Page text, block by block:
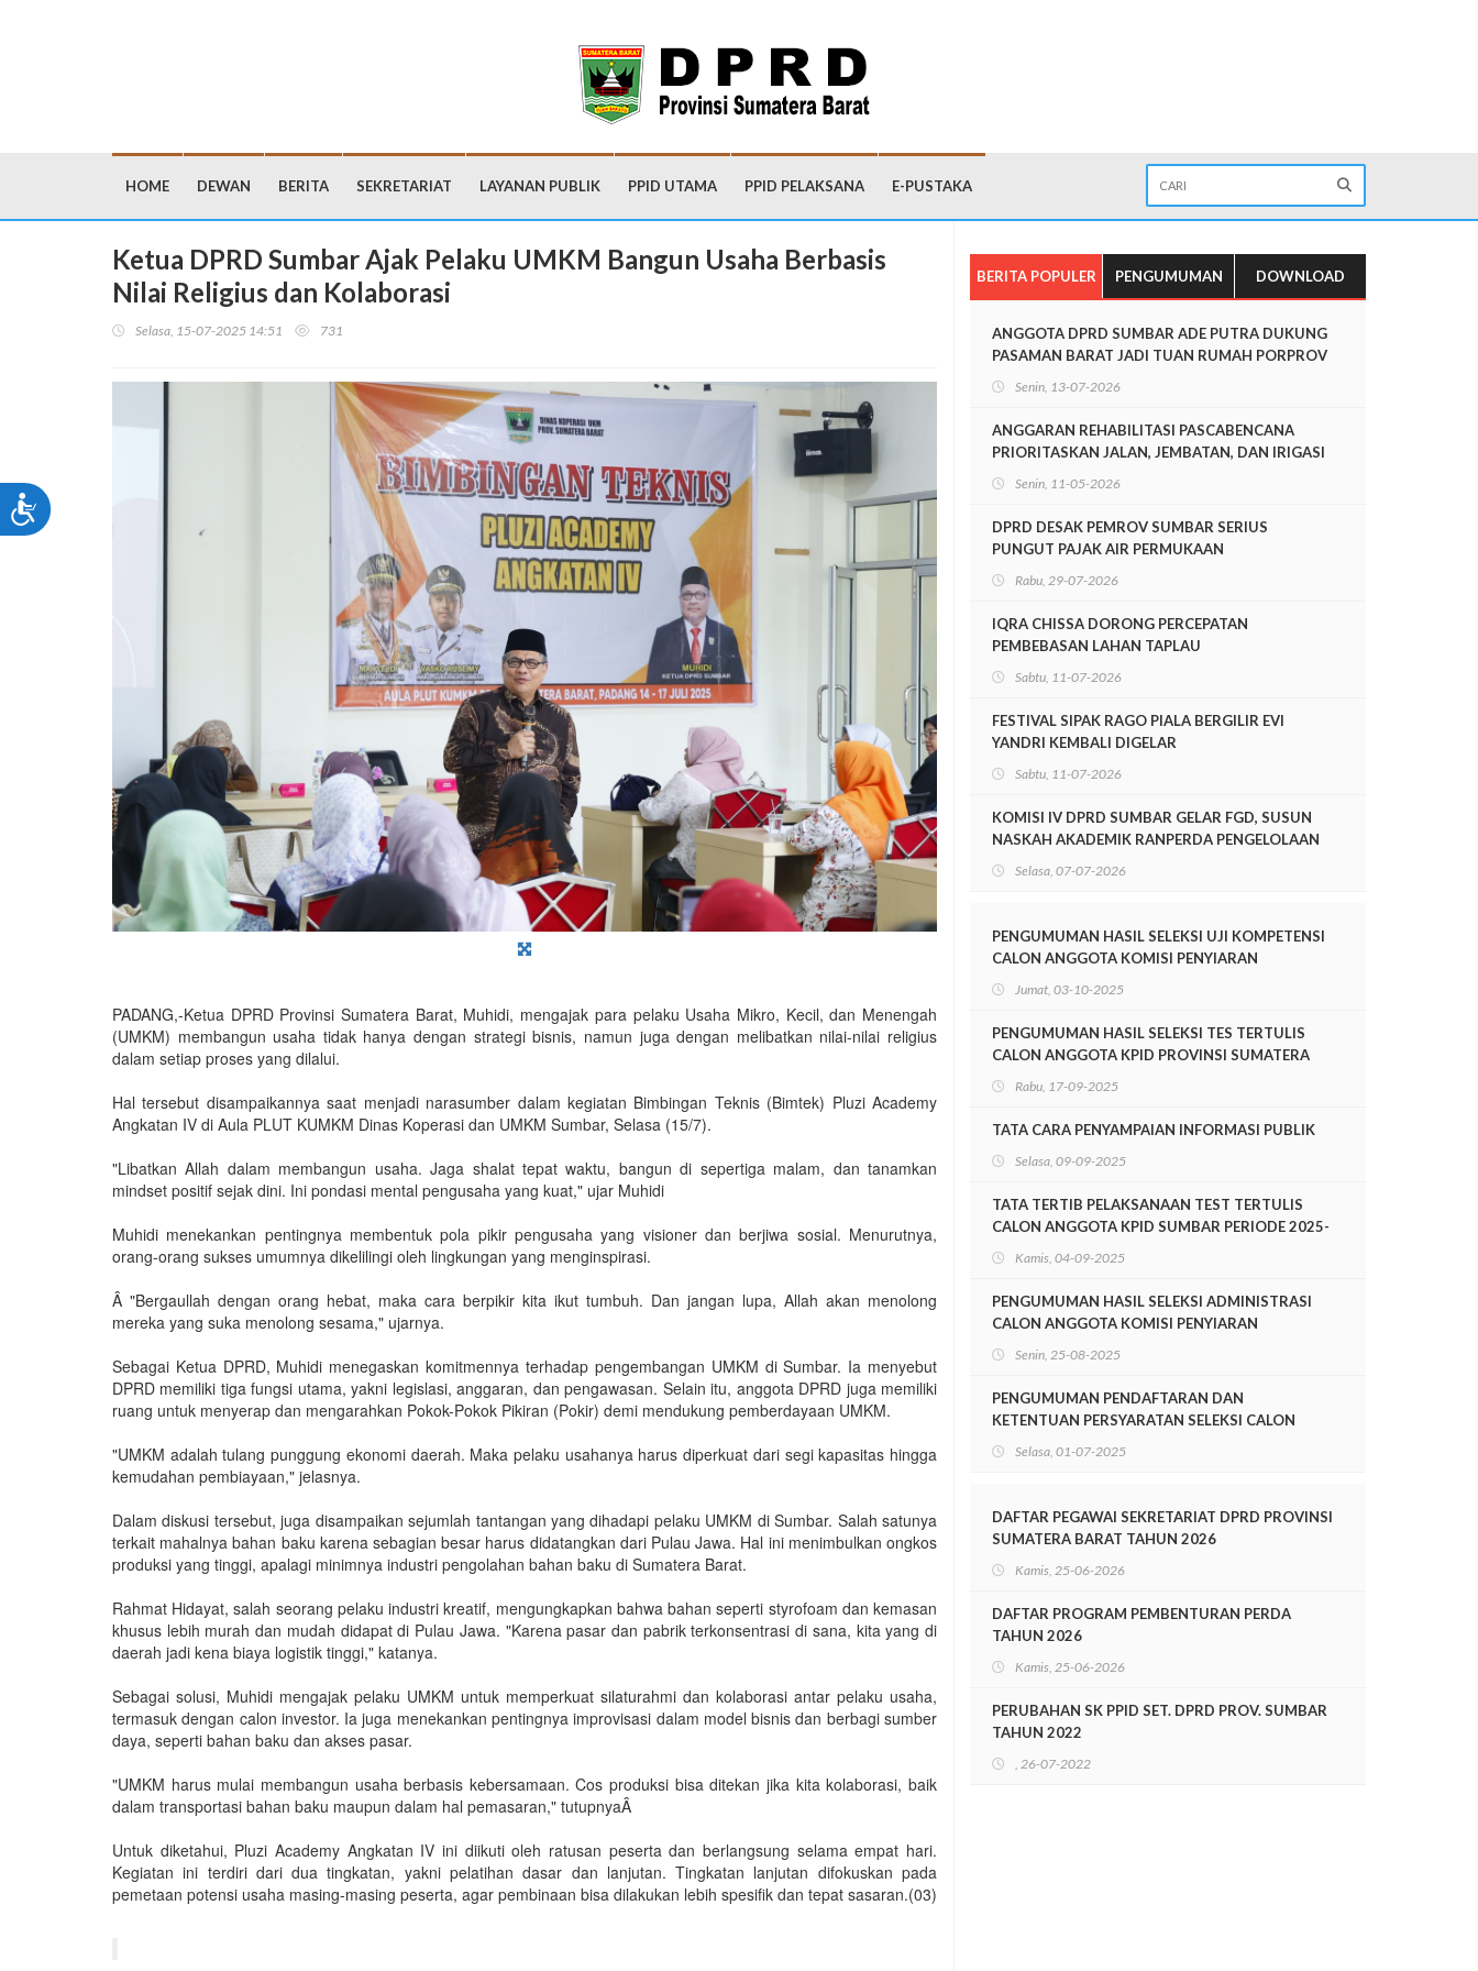
HOME DEWAN BERITA SEKRETARIAT LAYANAN PUBLIK PPID UTAMA PPID PELAKSANA E-PUSTAKA
Ketua DPRD Sumbar Ajak Pelaku UMKM Bangun Usaha Berbasis
Nilai Religius dan Kolaborasi
Selasa, 15-07-2025 14:51 731
PADANG,-Ketua DPRD Provinsi Sumatera Barat, Muhidi, mengajak para pelaku Usaha Mikro, Kecil, dan Menengah
(UMKM) membangun usaha tidak hanya dengan strategi bisnis, namun juga dengan melibatkan nilai-nilai religius
dalam setiap proses yang dilalui.
Hal tersebut disampaikannya saat menjadi narasumber dalam kegiatan Bimbingan Teknis (Bimtek) Pluzi Academy
Angkatan IV di Aula PLUT KUMKM Dinas Koperasi dan UMKM Sumbar, Selasa (15/7).
"Libatkan Allah dalam membangun usaha. Jaga shalat tepat waktu, bangun di sepertiga malam, dan tanamkan
mindset positif sejak dini. Ini pondasi mental pengusaha yang kuat," ujar Muhidi
Muhidi menekankan pentingnya membentuk pola pikir pengusaha yang visioner dan berjiwa sosial. Menurutnya,
orang-orang sukses umumnya dikelilingi oleh lingkungan yang menginspirasi.
Â "Bergaullah dengan orang hebat, maka cara berpikir kita ikut tumbuh. Dan jangan lupa, Allah akan menolong
mereka yang suka menolong sesama," ujarnya.
Sebagai Ketua DPRD, Muhidi menegaskan komitmennya terhadap pengembangan UMKM di Sumbar. Ia menyebut
DPRD memiliki tiga fungsi utama, yakni legislasi, anggaran, dan pengawasan. Selain itu, anggota DPRD juga memiliki
ruang untuk menyerap dan mengarahkan Pokok-Pokok Pikiran (Pokir) demi mendukung pemberdayaan UMKM.
"UMKM adalah tulang punggung ekonomi daerah. Maka pelaku usahanya harus diperkuat dari segi kapasitas hingga
kemudahan pembiayaan," jelasnya.
Dalam diskusi tersebut, juga disampaikan sejumlah tantangan yang dihadapi pelaku UMKM di Sumbar. Salah satunya
terkait mahalnya bahan baku karena sebagian besar harus didatangkan dari Pulau Jawa. Hal ini menimbulkan ongkos
produksi yang tinggi, apalagi minimnya industri pengolahan bahan baku di Sumatera Barat.
Rahmat Hidayat, salah seorang pelaku industri kreatif, mengungkapkan bahwa bahan seperti styrofoam dan kemasan
khusus lebih murah dan mudah didapat di Pulau Jawa. "Karena pasar dan pabrik terkonsentrasi di sana, kita yang di
daerah jadi kena biaya logistik tinggi," katanya.
Sebagai solusi, Muhidi mengajak pelaku UMKM untuk memperkuat silaturahmi dan kolaborasi antar pelaku usaha,
termasuk dengan calon investor. Ia juga menekankan pentingnya improvisasi dalam model bisnis dan berbagi sumber
daya, seperti bahan baku dan akses pasar.
"UMKM harus mulai membangun usaha berbasis kebersamaan. Cos produksi bisa ditekan jika kita kolaborasi, baik
dalam transportasi bahan baku maupun dalam hal pemasaran," tutupnyaÂ
Untuk diketahui, Pluzi Academy Angkatan IV ini diikuti oleh ratusan peserta dan berlangsung selama empat hari.
Kegiatan ini terdiri dari dua tingkatan, yakni pelatihan dasar dan lanjutan. Tingkatan lanjutan difokuskan pada
pemetaan potensi usaha masing-masing peserta, agar pembinaan bisa dilakukan lebih spesifik dan tepat sasaran.(03)
BERITA POPULER PENGUMUMAN DOWNLOAD
ANGGOTA DPRD SUMBAR ADE PUTRA DUKUNG
PASAMAN BARAT JADI TUAN RUMAH PORPROV
SUMBAR 2026
Senin, 13-07-2026
ANGGARAN REHABILITASI PASCABENCANA
PRIORITASKAN JALAN, JEMBATAN, DAN IRIGASI
Senin, 11-05-2026
DPRD DESAK PEMROV SUMBAR SERIUS
PUNGUT PAJAK AIR PERMUKAAN
Rabu, 29-07-2026
IQRA CHISSA DORONG PERCEPATAN
PEMBEBASAN LAHAN TAPLAU
Sabtu, 11-07-2026
FESTIVAL SIPAK RAGO PIALA BERGILIR EVI
YANDRI KEMBALI DIGELAR
Sabtu, 11-07-2026
KOMISI IV DPRD SUMBAR GELAR FGD, SUSUN
NASKAH AKADEMIK RANPERDA PENGELOLAAN
LINGKUNGAN HIDUP
Selasa, 07-07-2026
PENGUMUMAN HASIL SELEKSI UJI KOMPETENSI
CALON ANGGOTA KOMISI PENYIARAN
INDONESIA DAERAH (KPID) PROVINSI
SUMATERA BARAT PERIODE 2025-2028
Jumat, 03-10-2025
PENGUMUMAN HASIL SELEKSI TES TERTULIS
CALON ANGGOTA KPID PROVINSI SUMATERA
BARAT PERIODE 2025-2028
Rabu, 17-09-2025
TATA CARA PENYAMPAIAN INFORMASI PUBLIK
Selasa, 09-09-2025
TATA TERTIB PELAKSANAAN TEST TERTULIS
CALON ANGGOTA KPID SUMBAR PERIODE 2025-
2028
Kamis, 04-09-2025
PENGUMUMAN HASIL SELEKSI ADMINISTRASI
CALON ANGGOTA KOMISI PENYIARAN
INDONESIA DAERAH PROVINSI SUMATERA
BARAT PERIODE 2025-2028
Senin, 25-08-2025
PENGUMUMAN PENDAFTARAN DAN
KETENTUAN PERSYARATAN SELEKSI CALON
ANGGOTA KOMISI PENYIARAN INDONESIA
DAERAH SUMATERA BARAT MASA JABATAN
Selasa, 01-07-2025
DAFTAR PEGAWAI SEKRETARIAT DPRD PROVINSI
SUMATERA BARAT TAHUN 2026
Kamis, 25-06-2026
DAFTAR PROGRAM PEMBENTURAN PERDA
TAHUN 2026
Kamis, 25-06-2026
PERUBAHAN SK PPID SET. DPRD PROV. SUMBAR
TAHUN 2022
, 26-07-2022